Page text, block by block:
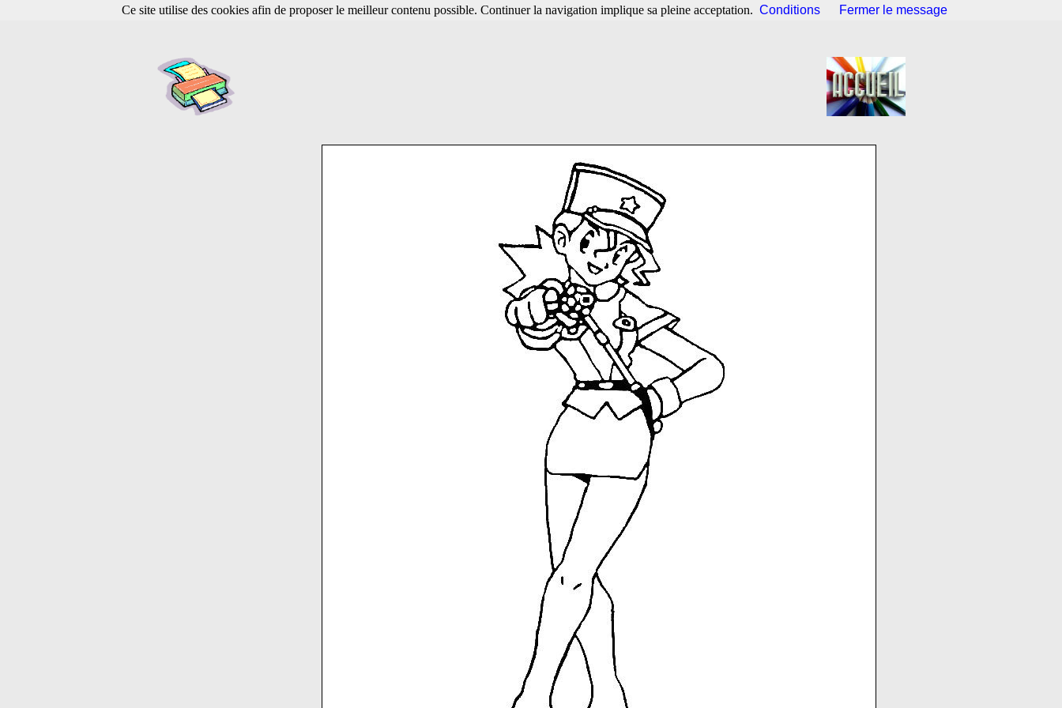
Ce site utilise des cookies afin de proposer le meilleur contenu possible. Continuer la navigation implique sa pleine acceptation. Conditions Fermer le message